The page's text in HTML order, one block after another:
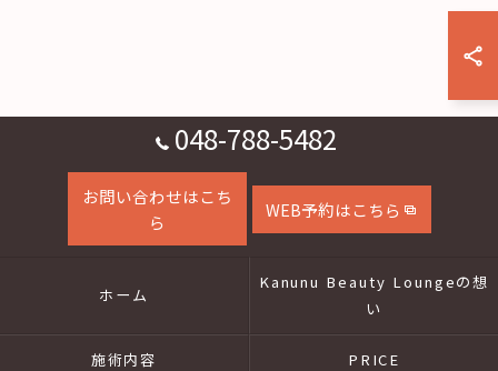
048-788-5482
お問い合わせはこち
ら
WEB予約はこちら
ホーム
Kanunu Beauty Loungeの想
い
施術内容 PRICE